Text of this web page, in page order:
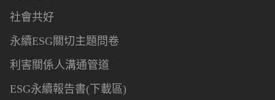
社會共好
永續ESG關切主題問卷
利害關係人溝通管道
ESG永續報告書(下載區)